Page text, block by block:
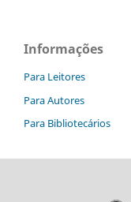
Informações
Para Leitores
Para Autores
Para Bibliotecários